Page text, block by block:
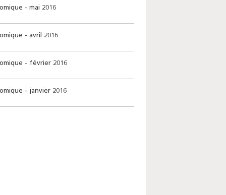
- mai 2016
- avril 2016
- février 2016
- janvier 2016